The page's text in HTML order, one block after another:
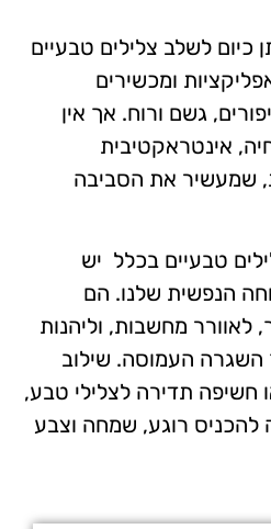
כיום לשלב צלילים טבעיים
ומכשירים
גשם ורוח. אך אין
אינטראקטיבית
שמעשיר את הסביבה
טבעיים בכלל יש
הנפשית שלנו. הם
לאוורר מחשבות, וליהנות
השגרה העמוסה. שילוב
חשיפה תדירה לצלילי טבע,
רוגע, שמחה וצבע